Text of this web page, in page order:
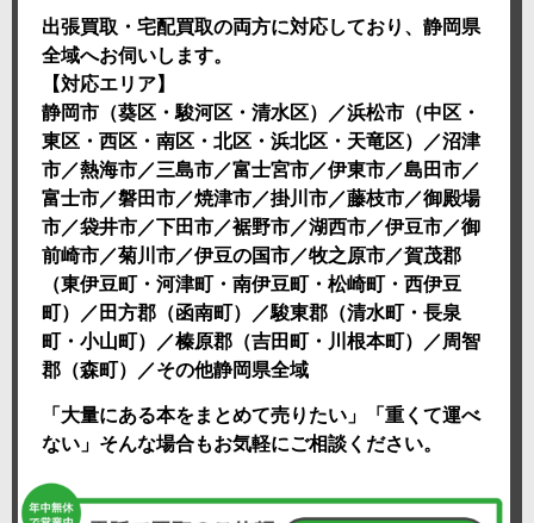
出張買取・宅配買取の両方に対応しており、静岡県
全域へお伺いします。
【対応エリア】
静岡市（葵区・駿河区・清水区）／浜松市（中区・
東区・西区・南区・北区・浜北区・天竜区）／沼津
市／熱海市／三島市／富士宮市／伊東市／島田市／
富士市／磐田市／焼津市／掛川市／藤枝市／御殿場
市／袋井市／下田市／裾野市／湖西市／伊豆市／御
前崎市／菊川市／伊豆の国市／牧之原市／賀茂郡
（東伊豆町・河津町・南伊豆町・松崎町・西伊豆
町）／田方郡（函南町）／駿東郡（清水町・長泉
町・小山町）／榛原郡（吉田町・川根本町）／周智
郡（森町）／その他静岡県全域
「大量にある本をまとめて売りたい」「重くて運べ
ない」そんな場合もお気軽にご相談ください。